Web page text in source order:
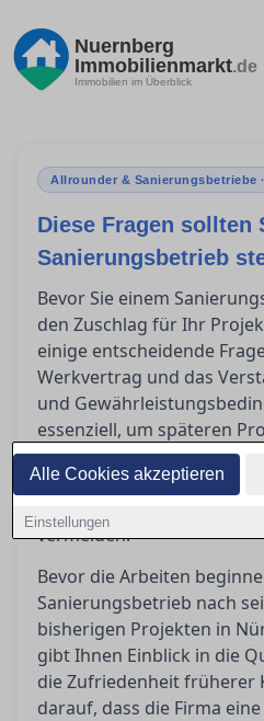
Alle Cookies akzeptieren
Einstellungen
Nuernberg
Immobilienmarkt.de
Immobilien im Überblick
Allrounder & Sanierungsbetriebe
Diese Fragen sollten
Sanierungsbetrieb
Bevor Sie einem
den Zuschlag für Ihr
einige entscheidende
Werkvertrag und das
und
essenziell, um späteren
In diesem Artikel bieten
welche Punkte Sie
vermeiden.
Bevor die Arbeiten
Sanierungsbetrieb nach
bisherigen Projekten in
gibt Ihnen Einblick in die
die Zufriedenheit früherer
darauf, dass die Firma